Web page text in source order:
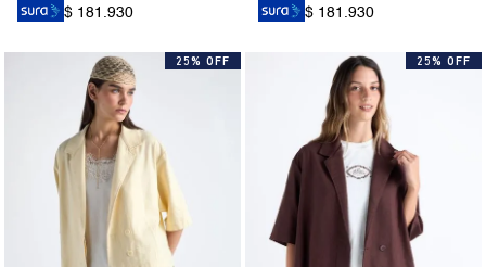
$ 181.930 $ 181.930
25% OFF 25% OFF